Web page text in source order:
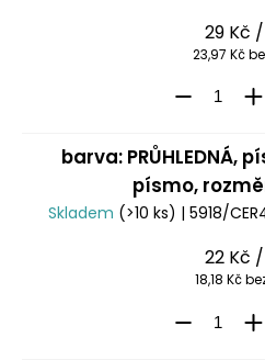
29 Kč
23,97 Kč
barva: PRŮHLEDNÁ,
písmo,
Skladem (>10 ks) | 5918/
22 Kč
18,18 Kč